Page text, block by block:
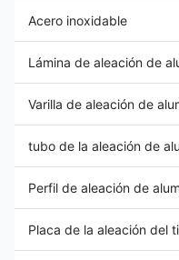
Acero inoxidable
Lámina de aleación de
Varilla de aleación de
tubo de la aleación de
Perfil de aleación de
Placa de la aleación del